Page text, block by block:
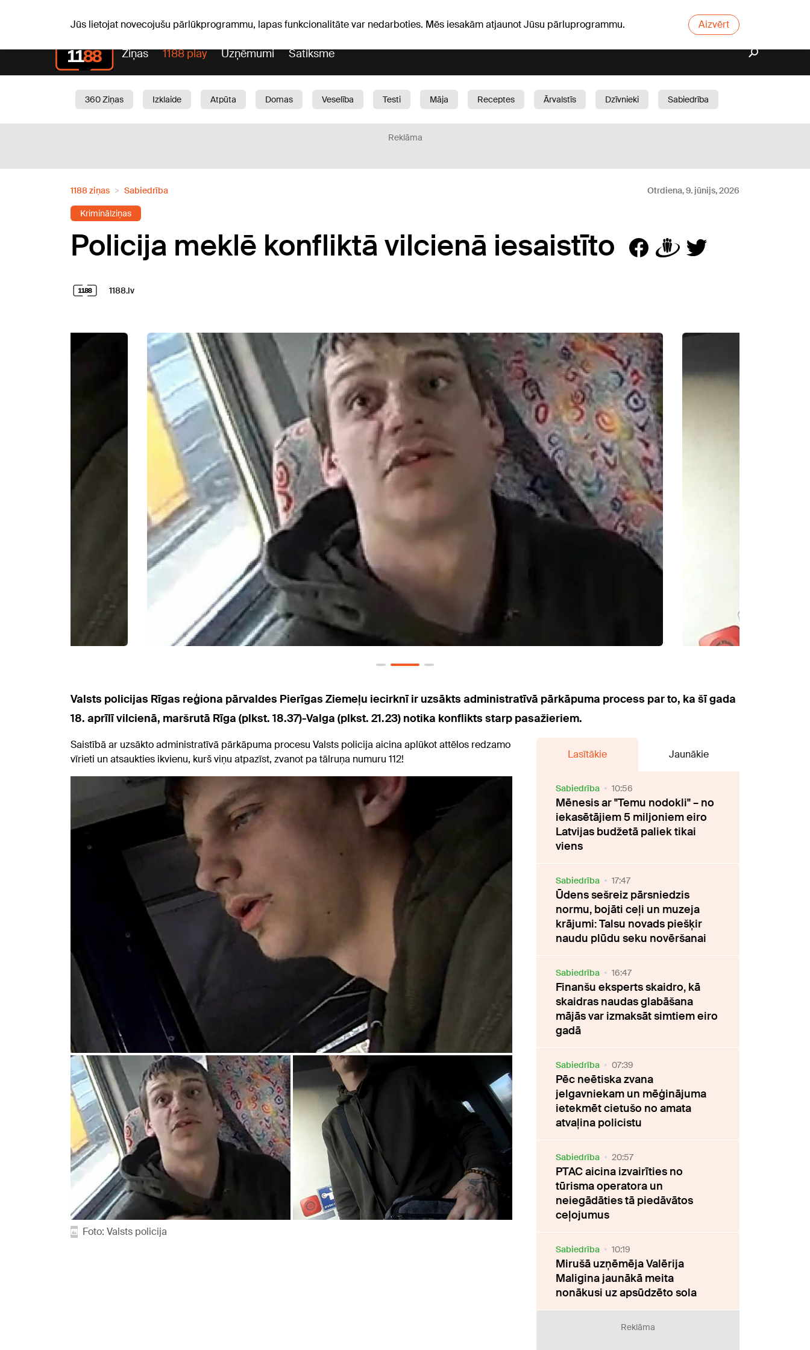
Jūs lietojat novecojušu pārlūkprogrammu, lapas funkcionalitāte var nedarboties. Mēs iesakām atjaunot Jūsu pārluprogrammu. Aizvērt
Ziņas 1188 play Uzņēmumi Satiksme
360 Ziņas Izklaide Atpūta Domas Veselība Testi Māja Receptes Ārvalstīs Dzīvnieki
Sabiedrība
Reklāma
1188 ziņas Sabiedrība Otrdiena, 9. jūnijs, 2026
Kriminālziņas
Policija meklē konfliktā vilcienā iesaistīto
1188.lv
Valsts policijas Rīgas reģiona pārvaldes Pierīgas Ziemeļu iecirknī ir uzsākts administratīvā pārkāpuma process par to, ka šī gada
18. aprīlī vilcienā, maršrutā Rīga (plkst. 18.37)-Valga (plkst. 21.23) notika konflikts starp pasažieriem.
Saistībā ar uzsākto administratīvā pārkāpuma procesu Valsts policija aicina aplūkot attēlos redzamo
vīrieti un atsaukties ikvienu, kurš viņu atpazīst, zvanot pa tālruņa numuru 112!
Foto: Valsts policija
Lasītākie Jaunākie
Sabiedrība 10:56
Mēnesis ar "Temu nodokli" – no
iekasētājiem 5 miljoniem eiro
Latvijas budžetā paliek tikai
viens
Sabiedrība 17:47
Ūdens sešreiz pārsniedzis
normu, bojāti ceļi un muzeja
krājumi: Talsu novads piešķir
naudu plūdu seku novēršanai
Sabiedrība 16:47
Finanšu eksperts skaidro, kā
skaidras naudas glabāšana
mājās var izmaksāt simtiem eiro
gadā
Sabiedrība 07:39
Pēc neētiska zvana
jelgavniekam un mēģinājuma
ietekmēt cietušo no amata
atvaļina policistu
Sabiedrība 20:57
PTAC aicina izvairīties no
tūrisma operatora un
neiegādāties tā piedāvātos
ceļojumus
Sabiedrība 10:19
Mirušā uzņēmēja Valērija
Maligina jaunākā meita
nonākusi uz apsūdzēto sola
Reklāma